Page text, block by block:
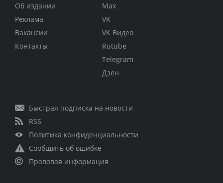
Об издании
Реклама
Вакансии
Контакты
Max
VK
VK Видео
Rutube
Telegram
Дзен
Быстрая подписка на новости
RSS
Политика конфиденциальности
Сообщить об ошибке
Правовая информация